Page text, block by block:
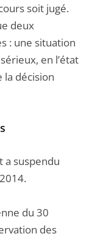
soit jugé.
deux
: une situation
en l’état
la décision
a suspendu
du 30
des